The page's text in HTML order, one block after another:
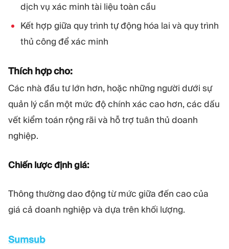
dịch vụ xác minh tài liệu toàn cầu
Kết hợp giữa quy trình tự động hóa lai và quy trình
thủ công để xác minh
Thích hợp cho:
Các nhà đầu tư lớn hơn, hoặc những người dưới sự
quản lý cần một mức độ chính xác cao hơn, các dấu
vết kiểm toán rộng rãi và hỗ trợ tuân thủ doanh
nghiệp.
Chiến lược định giá:
Thông thường dao động từ mức giữa đến cao của
giá cả doanh nghiệp và dựa trên khối lượng.
Sumsub